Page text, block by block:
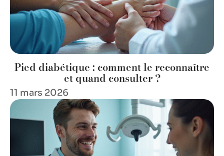
Pied diabétique : comment le reconnaître
et quand consulter ?
11 mars 2026